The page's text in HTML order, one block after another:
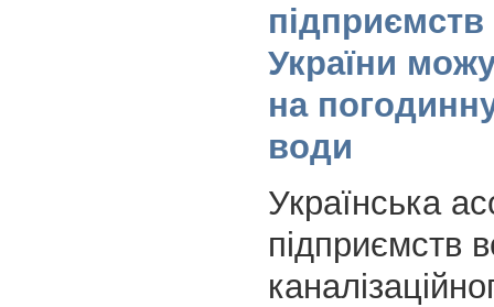
України
на
води
Українська
підприємств